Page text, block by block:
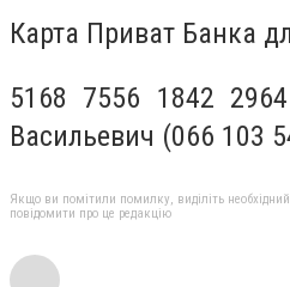
Карта Приват Банка
5168 7556 1842
Васильевич (066 103
Якщо ви помітили помилку, виділіть
повідомити про це редакцію